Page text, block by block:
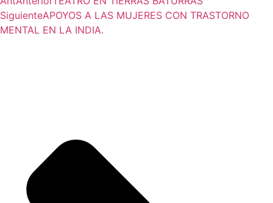
SiguienteAPOYOS A LAS MUJERES CON TRASTORNO
MENTAL EN LA INDIA.